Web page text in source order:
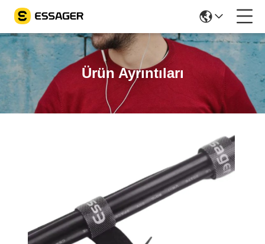
Ürün Ayrıntıları